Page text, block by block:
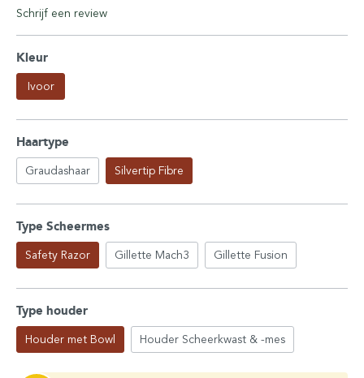
Schrijf een review
Kleur
Ivoor
Haartype
Graudashaar Silvertip Fibre
Type Scheermes
Safety Razor Gillette Mach3 Gillette Fusion
Type houder
Houder met Bowl Houder Scheerkwast & -mes